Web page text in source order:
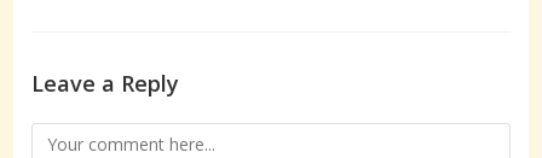
Leave a Reply
Comment